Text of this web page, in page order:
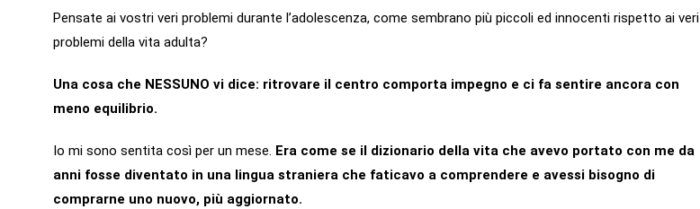
Pensate ai vostri veri problemi durante l’adolescenza, come sembrano più piccoli ed innocenti rispetto ai veri
problemi della vita adulta?
Una cosa che NESSUNO vi dice: ritrovare il centro comporta impegno e ci fa sentire ancora con
meno equilibrio.
Io mi sono sentita così per un mese. Era come se il dizionario della vita che avevo portato con me da
anni fosse diventato in una lingua straniera che faticavo a comprendere e avessi bisogno di
comprarne uno nuovo, più aggiornato.